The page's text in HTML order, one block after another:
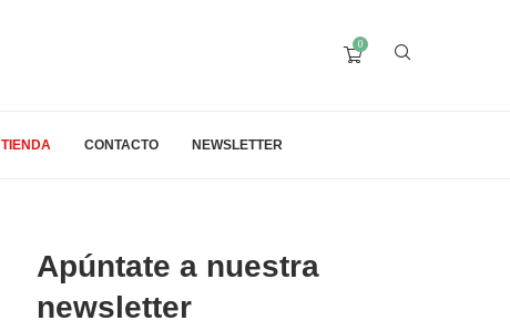
0
TIENDA CONTACTO NEWSLETTER
Apúntate a nuestra
newsletter